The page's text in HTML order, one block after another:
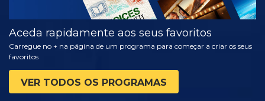
Aceda rapidamente aos seus favoritos
Carregue no + na página de um programa para começar a criar os seus
favoritos
VER TODOS OS PROGRAMAS